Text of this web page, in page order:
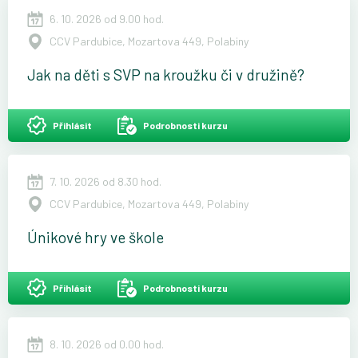
6. 10. 2026 od 9.00 hod.
CCV Pardubice, Mozartova 449, Polabiny
Jak na děti s SVP na kroužku či v družině?
Přihlásit Podrobnosti kurzu
7. 10. 2026 od 8.30 hod.
CCV Pardubice, Mozartova 449, Polabiny
Únikové hry ve škole
Přihlásit Podrobnosti kurzu
8. 10. 2026 od 0.00 hod.